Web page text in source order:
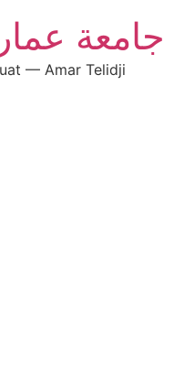
جامعة
— Amar Telidji